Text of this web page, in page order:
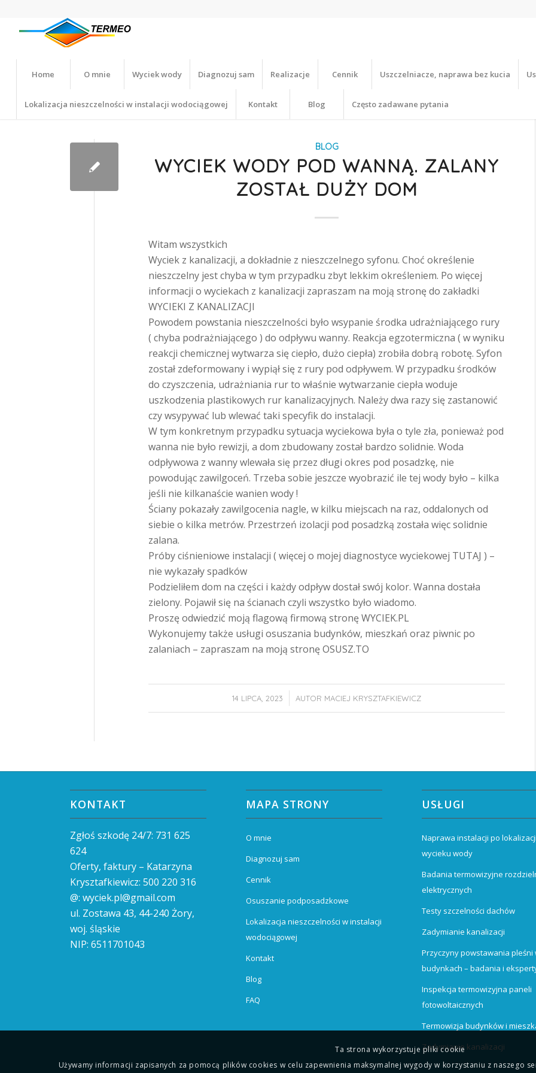
Home O mnie Wyciek wody Diagnozuj sam Realizacje Cennik Uszczelniacze, naprawa bez kucia
Lokalizacja nieszczelności w instalacji wodociągowej Kontakt Blog Często zadawane pytania
BLOG
WYCIEK WODY POD WANNĄ. ZALANY
ZOSTAŁ DUŻY DOM
Witam wszystkich
Wyciek z kanalizacji, a dokładnie z nieszczelnego syfonu. Choć określenie
nieszczelny jest chyba w tym przypadku zbyt lekkim określeniem. Po więcej
informacji o wyciekach z kanalizacji zapraszam na moją stronę do zakładki
WYCIEKI Z KANALIZACJI
Powodem powstania nieszczelności było wsypanie środka udrażniającego rury
( chyba podrażniającego ) do odpływu wanny. Reakcja egzotermiczna ( w wyniku
reakcji chemicznej wytwarza się ciepło, dużo ciepła) zrobiła dobrą robotę. Syfon
został zdeformowany i wypiął się z rury pod odpływem. W przypadku środków
do czyszczenia, udrażniania rur to właśnie wytwarzanie ciepła woduje
uszkodzenia plastikowych rur kanalizacyjnych. Należy dwa razy się zastanowić
czy wsypywać lub wlewać taki specyfik do instalacji.
W tym konkretnym przypadku sytuacja wyciekowa była o tyle zła, ponieważ pod
wanna nie było rewizji, a dom zbudowany został bardzo solidnie. Woda
odpływowa z wanny wlewała się przez długi okres pod posadzkę, nie
powodując zawilgoceń. Trzeba sobie jeszcze wyobrazić ile tej wody było – kilka
jeśli nie kilkanaście wanien wody !
Ściany pokazały zawilgocenia nagle, w kilku miejscach na raz, oddalonych od
siebie o kilka metrów. Przestrzeń izolacji pod posadzką została więc solidnie
zalana.
Próby ciśnieniowe instalacji ( więcej o mojej diagnostyce wyciekowej TUTAJ ) –
nie wykazały spadków
Podzieliłem dom na części i każdy odpływ dostał swój kolor. Wanna dostała
zielony. Pojawił się na ścianach czyli wszystko było wiadomo.
Proszę odwiedzić moją flagową firmową stronę WYCIEK.PL
Wykonujemy także usługi osuszania budynków, mieszkań oraz piwnic po
zalaniach – zapraszam na moją stronę OSUSZ.TO
14 LIPCA, 2023
/ AUTOR MACIEJ KRYSZTAFKIEWICZ
KONTAKT
Zgłoś szkodę 24/7: 731 625
624
Oferty, faktury – Katarzyna
Krysztafkiewicz:500 220 316
@:wyciek.pl@gmail.com
ul. Zostawa 43, 44-240Żory,
woj. śląskie
NIP: 6511701043
MAPA STRONY
O mnie
Diagnozuj sam
Cennik
Osuszanie podposadzkowe
Lokalizacja nieszczelności w instalacji
wodociągowej
Kontakt
Blog
FAQ
USŁUGI
Naprawa instalacji po lokalizacji
wycieku wody
Badania termowizyjne
elektrycznych
Testy szczelności dachów
Zadymianie kanalizacji
Przyczyny powstawania pleśni
budynkach – badania i
Inspekcja termowizyjna paneli
fotowoltaicznych
Termowizja budynków i
Zadymianie kanalizacji
Ta strona wykorzystuje pliki cookie
Używamy informacji zapisanych za pomocą plików cookies w celu zapewnienia maksymalnej wygody w korzystaniu z naszego